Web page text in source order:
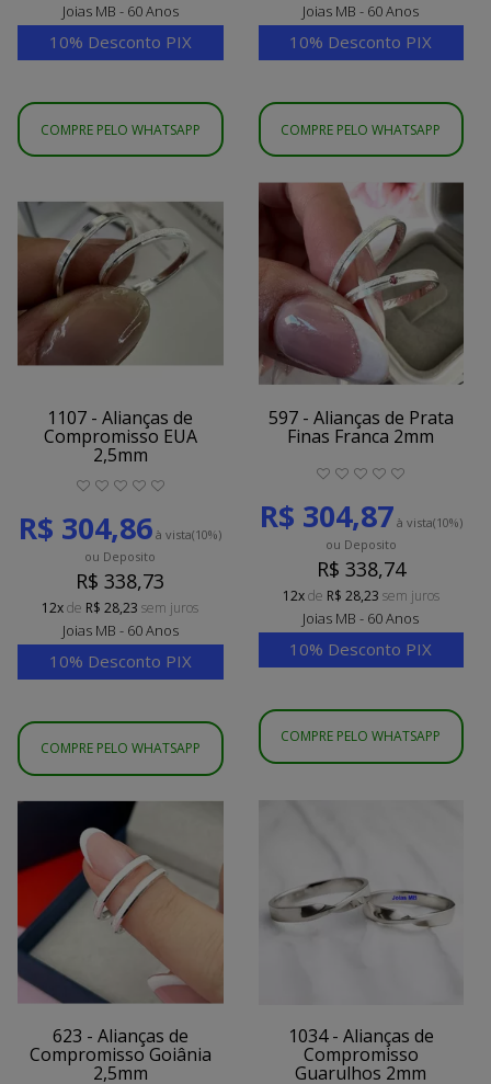
Joias MB - 60 Anos
10% Desconto PIX
COMPRE PELO WHATSAPP
Joias MB - 60 Anos
10% Desconto PIX
COMPRE PELO WHATSAPP
1107 - Alianças de
Compromisso EUA
2,5mm
R$ 304,86 à vista(10%)
ou Deposito
R$ 338,73
12xde R$ 28,23 sem juros
Joias MB - 60 Anos
10% Desconto PIX
COMPRE PELO WHATSAPP
597 - Alianças de Prata
Finas Franca 2mm
R$ 304,87 à vista(10%)
ou Deposito
R$ 338,74
12xde R$ 28,23 sem juros
Joias MB - 60 Anos
10% Desconto PIX
COMPRE PELO WHATSAPP
623 - Alianças de
Compromisso Goiânia
2,5mm
1034 - Alianças de
Compromisso
Guarulhos 2mm